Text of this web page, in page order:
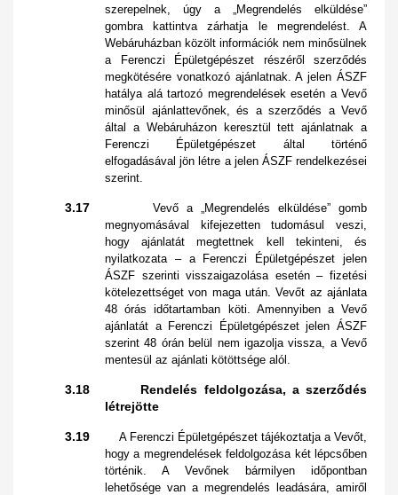
szerepelnek, úgy a „Megrendelés elküldése”
gombra kattintva zárhatja le megrendelést. A
Webáruházban közölt információk nem minősülnek
a Ferenczi Épületgépészet részéről szerződés
megkötésére vonatkozó ajánlatnak. A jelen ÁSZF
hatálya alá tartozó megrendelések esetén a Vevő
minősül ajánlattevőnek, és a szerződés a Vevő
által a Webáruházon keresztül tett ajánlatnak a
Ferenczi Épületgépészet által történő
elfogadásával jön létre a jelen ÁSZF rendelkezései
szerint.
3.17Vevő a „Megrendelés elküldése” gomb
megnyomásával kifejezetten tudomásul veszi,
hogy ajánlatát megtettnek kell tekinteni, és
nyilatkozata – a Ferenczi Épületgépészet jelen
ÁSZF szerinti visszaigazolása esetén – fizetési
kötelezettséget von maga után. Vevőt az ajánlata
48 órás időtartamban köti. Amennyiben a Vevő
ajánlatát a Ferenczi Épületgépészet jelen ÁSZF
szerint 48 órán belül nem igazolja vissza, a Vevő
mentesül az ajánlati kötöttsége alól.
3.18 Rendelés feldolgozása, a szerződés
létrejötte
3.19 A Ferenczi Épületgépészet tájékoztatja a Vevőt,
hogy a megrendelések feldolgozása két lépcsőben
történik. A Vevőnek bármilyen időpontban
lehetősége van a megrendelés leadására, amiről